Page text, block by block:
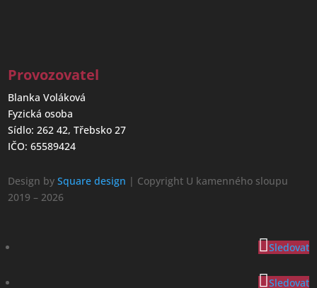
Provozovatel
Blanka Voláková
Fyzická osoba
Sídlo: 262 42, Třebsko 27
IČO: 65589424
Design bySquare design | Copyright U kamenného sloupu
2019 – 2026
Sledovat
Sledovat